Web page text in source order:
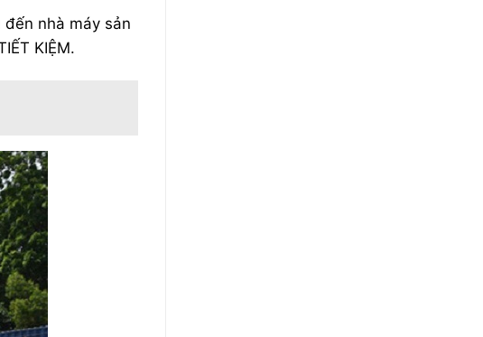
nhà máy sản
KIỆM.